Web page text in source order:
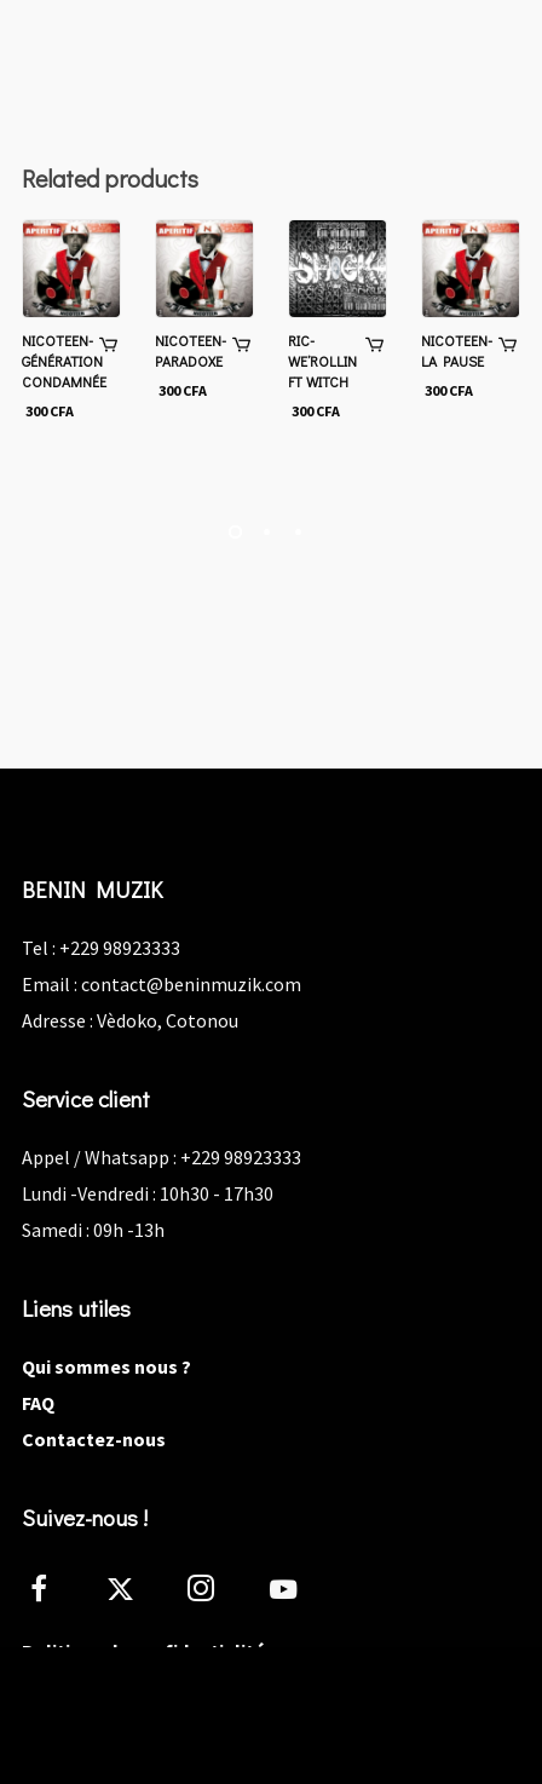
Related products
NICOTEEN-
GÉNÉRATION
CONDAMNÉE
300CFA
NICOTEEN-
PARADOXE
300CFA
RIC-
WE’ROLLIN
FT WITCH
300CFA
NICOTEEN-
LA PAUSE
300CFA
BENIN MUZIK
Tel : +229 98923333
Email : contact@beninmuzik.com
Adresse : Vèdoko, Cotonou
Service client
Appel / Whatsapp : +229 98923333
Lundi -Vendredi : 10h30 - 17h30
Samedi : 09h -13h
Liens utiles
Qui sommes nous ?
FAQ
Contactez-nous
Suivez-nous !
Politique de confidentialité